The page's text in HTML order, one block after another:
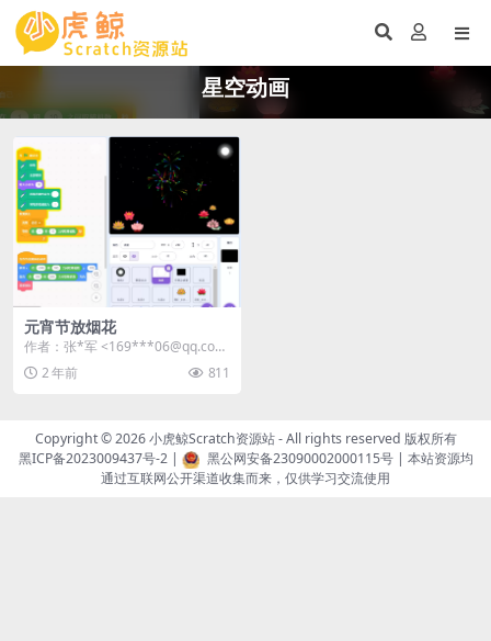
星空动画
元宵节放烟花
作者：张*军 <169***06@qq.com
> | 站内用户投稿 ...
2 年前 811
Copyright © 2026小虎鲸Scratch资源站- All rights reserved 版权所有
黑ICP备2023009437号-2| 黑公网安备23090002000115号| 本站资源均
通过互联网公开渠道收集而来，仅供学习交流使用